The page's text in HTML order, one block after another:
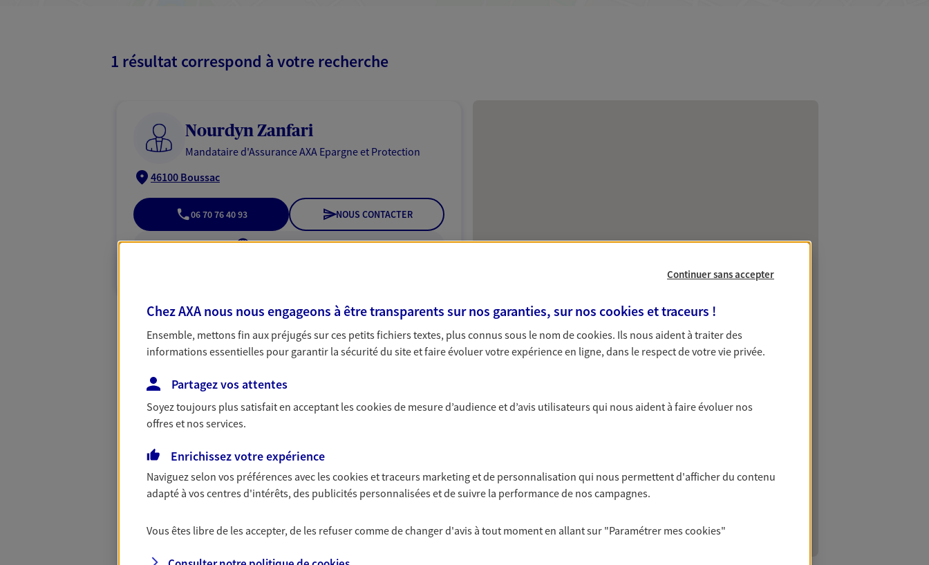
1 résultat correspond à votre recherche
Nourdyn Zanfari
Mandataire d'Assurance AXA Epargne et Protection
46100 Boussac
06 70 76 40 93 NOUS CONTACTER
VOIR NOTRE SITE WEB
Continuer sans accepter
Chez AXA nous nous engageons à être transparents sur nos garanties, sur nos cookies et traceurs !
Ensemble, mettons fin aux préjugés sur ces petits fichiers textes, plus connus sous le nom decookies. Ils nous aident à traiter des
informations essentielles pour garantir la sécurité du site et faire évoluer votre expérience en ligne, dans le respect de votre vie privée.
Partagez vos attentes
Soyez toujours plus satisfait en acceptant lescookiesde mesure d’audience et d’avis utilisateurs qui nous aident à faire évoluer nos
offres et nos services.
Enrichissez votre expérience
Naviguez selon vos préférences avec lescookies et traceurs marketing et de personnalisation qui nous permettent d'afficher du contenu
adapté à vos centres d'intérêts, des publicités personnalisées et de suivre la performance de nos campagnes.
Vous êtes libre de les accepter, de les refuser comme de changer d'avis à tout moment en allant sur "Paramétrer mescookies"